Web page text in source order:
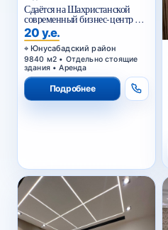
Сдаётся на Шахристанской
современный бизнес-центр в
аренду
20 у.е.
Юнусабадский район
9840 м2 • Отдельно стоящие
здания • Аренда
Подробнее